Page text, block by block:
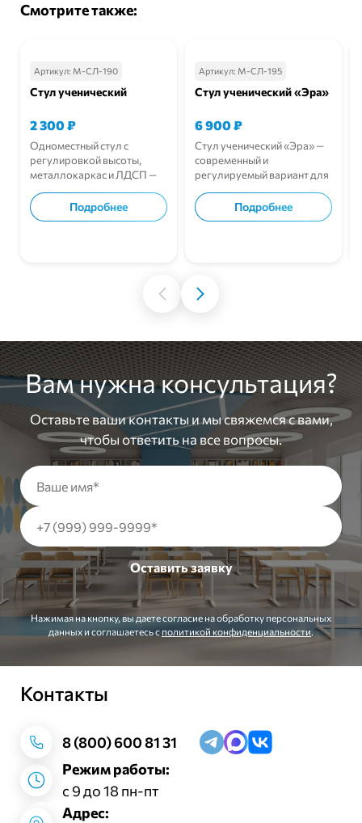
Смотрите также:
Артикул: М-СЛ-190
Стул ученический
2 300₽
Одноместный стул с
регулировкой высоты,
металлокаркас и ЛДСП —
Подробнее
Артикул: М-СЛ-195
Стул ученический «Эра»
6 900₽
Стул ученический «Эра» —
современный и
регулируемый вариант для
комфорт и устойчивость.
Подробнее
Вам нужна консультация?
Оставьте ваши контакты и мы свяжемся с вами,
чтобы ответить на все вопросы.
Нажимая на кнопку, вы даете согласие на обработку персональных
данных и соглашаетесь c политикой конфиденциальности.
Контакты
8 (800) 600 81 31
Режим работы:
с 9 до 18 пн-пт
Адрес: